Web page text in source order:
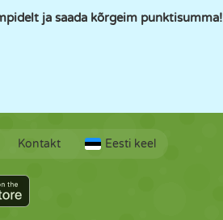
ja saada kõrgeim punktisumma!
Kontakt Eesti keel